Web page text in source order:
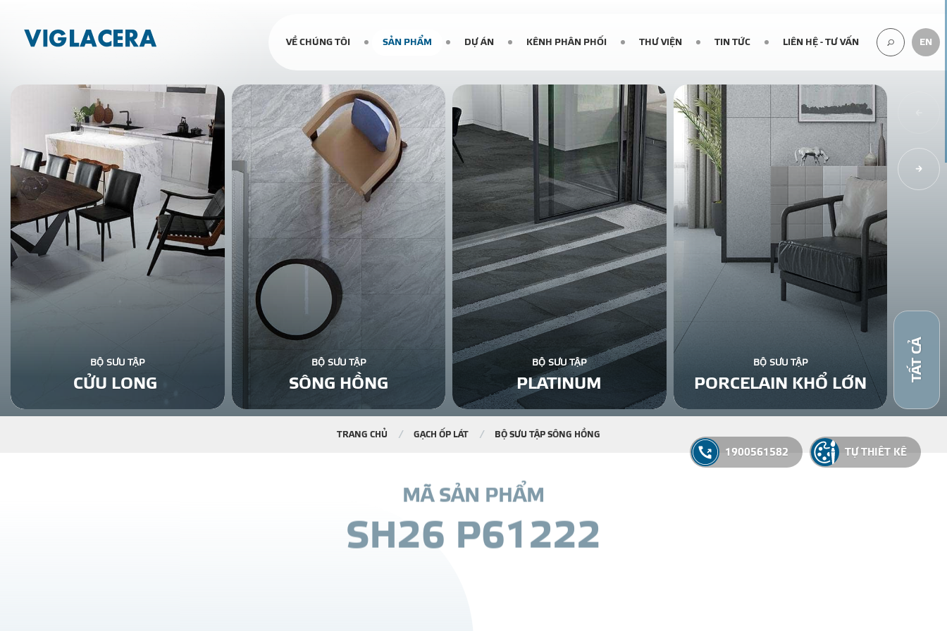
VỀ CHÚNG TÔI SẢN PHẨM DỰ ÁN KÊNH PHÂN PHỐI THƯ VIỆN TIN TỨC LIÊN HỆ - TƯ VẤN EN
1900561582 TỰ THIẾT KẾ
BỘ SƯU TẬP
CỬU LONG
BỘ SƯU TẬP
SÔNG HỒNG
BỘ SƯU TẬP
PLATINUM
BỘ SƯU TẬP
PORCELAIN KHỔ LỚN
TẤT CẢ
TRANG CHỦ GẠCH ỐP LÁT BỘ SƯU TẬP SÔNG HỒNG
MÃ SẢN PHẨM
SH26 P61 222